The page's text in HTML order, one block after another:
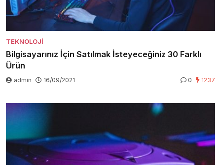
TEKNOLOJI
Bilgisayarınız İçin Satılmak İsteyeceğiniz 30 Farklı
Ürün
admin 16/09/2021 0 1237